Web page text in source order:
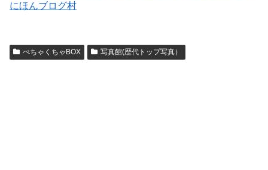
にほんブログ村
ぺちゃくちゃBOX 写真館(歴代トップ写真）